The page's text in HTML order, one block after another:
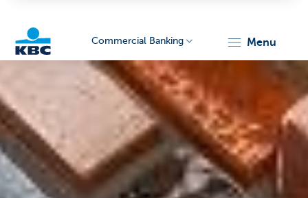
Corporate
Commercial Banking menu